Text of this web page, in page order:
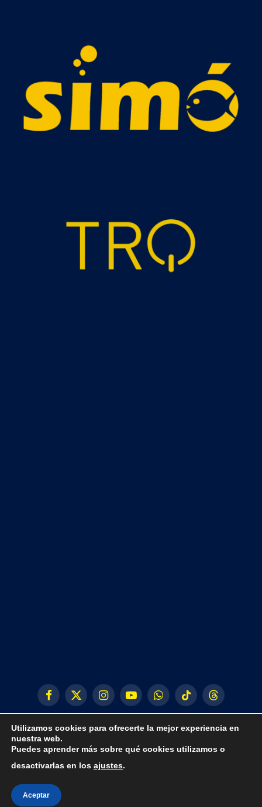
Facebook
X
(Twitter)
InstagramYouTubeWhatsAppTikTok Threads
© 2024 CLUB FÚTBOL SALA PEÑÍSCOLA
Utilizamos cookies para ofrecerte la mejor experiencia en
nuestra web.
Puedes aprender más sobre qué cookies utilizamos o
desactivarlas en los ajustes.
Aceptar